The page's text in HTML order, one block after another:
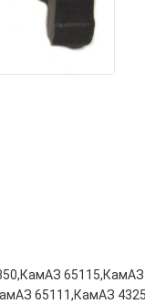
65111,КамАЗ